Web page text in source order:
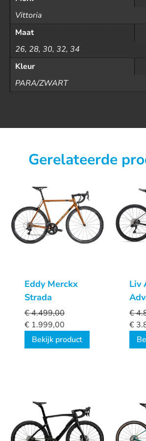
Vittoria
Maat
26, 28, 30, 32, 34
Kleur
PARA/ZWART
Gerelateerde
Eddy Merckx
Strada
€4.499,00
€ 1.999,00
Bekijk product
Liv
€
€